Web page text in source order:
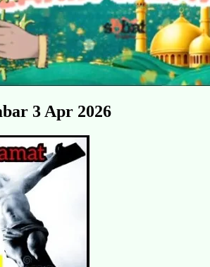
3 Apr 2026